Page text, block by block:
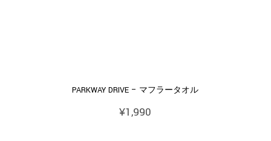
PARKWAY DRIVE – マフラータオル
¥1,990